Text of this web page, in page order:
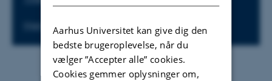
HjemmesideAarhus Universitet kan give dig den
bedste brugeroplevelse, når du
vælger ”Accepter alle” cookies.
Cookies gemmer oplysninger om,